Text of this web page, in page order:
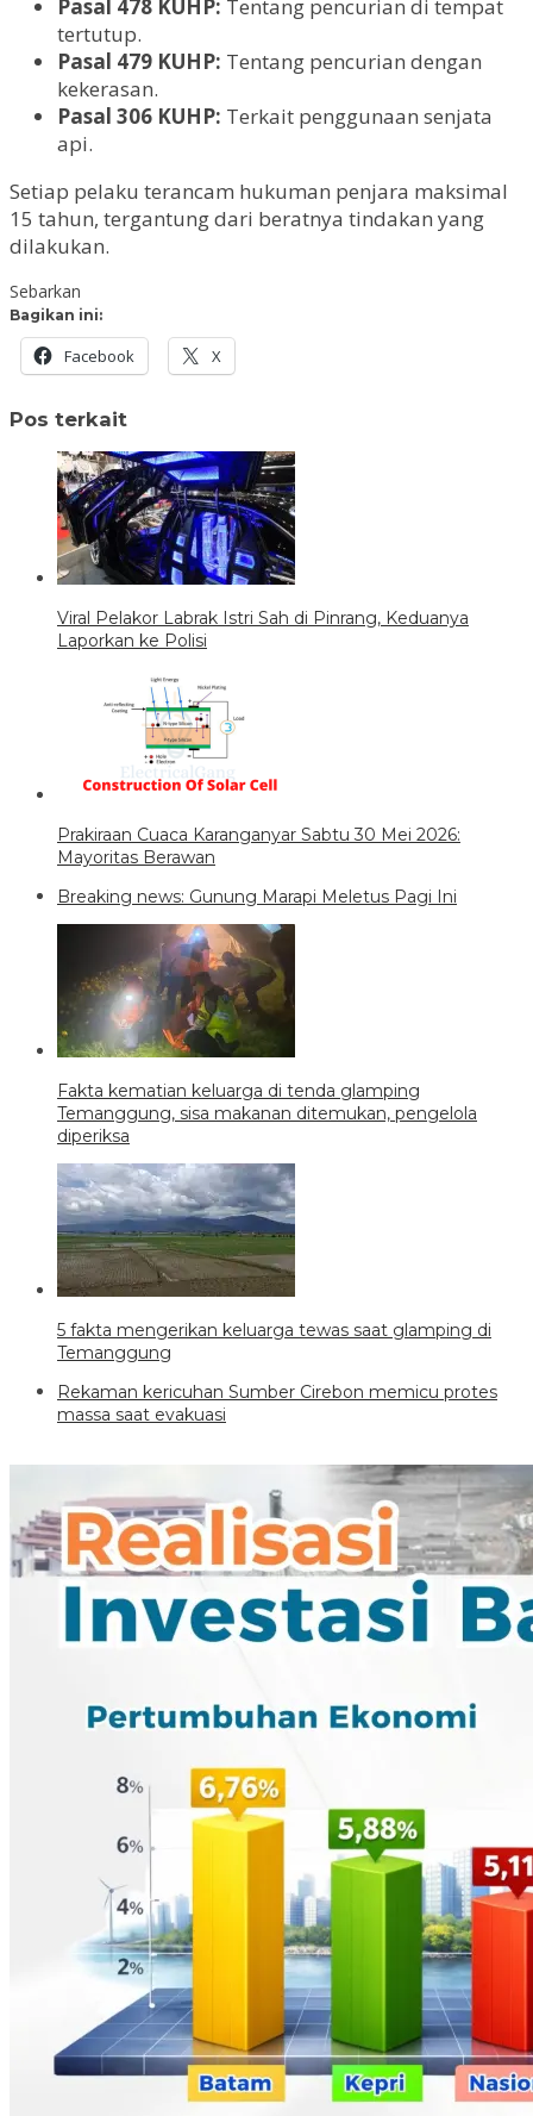
Pasal 478 KUHP: Tentang pencurian di tempat
tertutup.
Pasal 479 KUHP: Tentang pencurian dengan
kekerasan.
Pasal 306 KUHP: Terkait penggunaan senjata
api.
Setiap pelaku terancam hukuman penjara maksimal
15 tahun, tergantung dari beratnya tindakan yang
dilakukan.
Sebarkan
Bagikan ini:
Facebook X
Pos terkait
Viral Pelakor Labrak Istri Sah di Pinrang, Keduanya
Laporkan ke Polisi
Prakiraan Cuaca Karanganyar Sabtu 30 Mei 2026:
Mayoritas Berawan
Breaking news: Gunung Marapi Meletus Pagi Ini
Fakta kematian keluarga di tenda glamping
Temanggung, sisa makanan ditemukan, pengelola
diperiksa
5 fakta mengerikan keluarga tewas saat glamping di
Temanggung
Rekaman kericuhan Sumber Cirebon memicu protes
massa saat evakuasi